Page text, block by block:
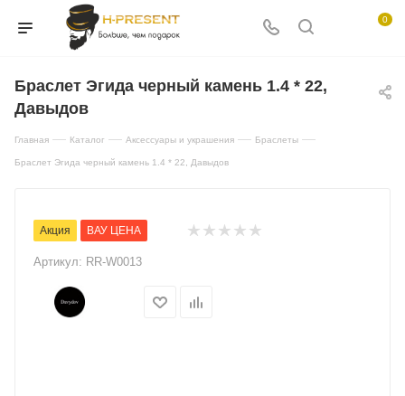
0
Браслет Эгида черный камень 1.4 * 22,
Давыдов
Главная — Каталог — Аксессуары и украшения — Браслеты —
Браслет Эгида черный камень 1.4 * 22, Давыдов
Акция ВАУ ЦЕНА
Артикул: RR-W0013